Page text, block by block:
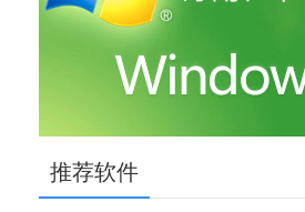
推荐软件